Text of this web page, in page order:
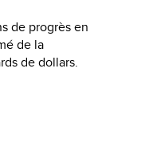
de progrès en
de la
de dollars.